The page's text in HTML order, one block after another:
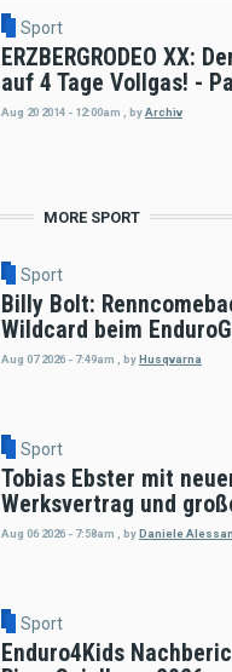
Sport
ERZBERGRODEO XX:
auf 4 Tage Vollgas! -
Aug 20 2014 - 12:00am byArchiv
MORE SPORT
Sport
Billy Bolt:
Wildcard beim
Aug 07 2026 - 7:49am , byHusqvarna
Sport
Tobias Ebster mit
Werksvertrag und
Aug 06 2026 - 7:58am byDaniele
Sport
Enduro4Kids